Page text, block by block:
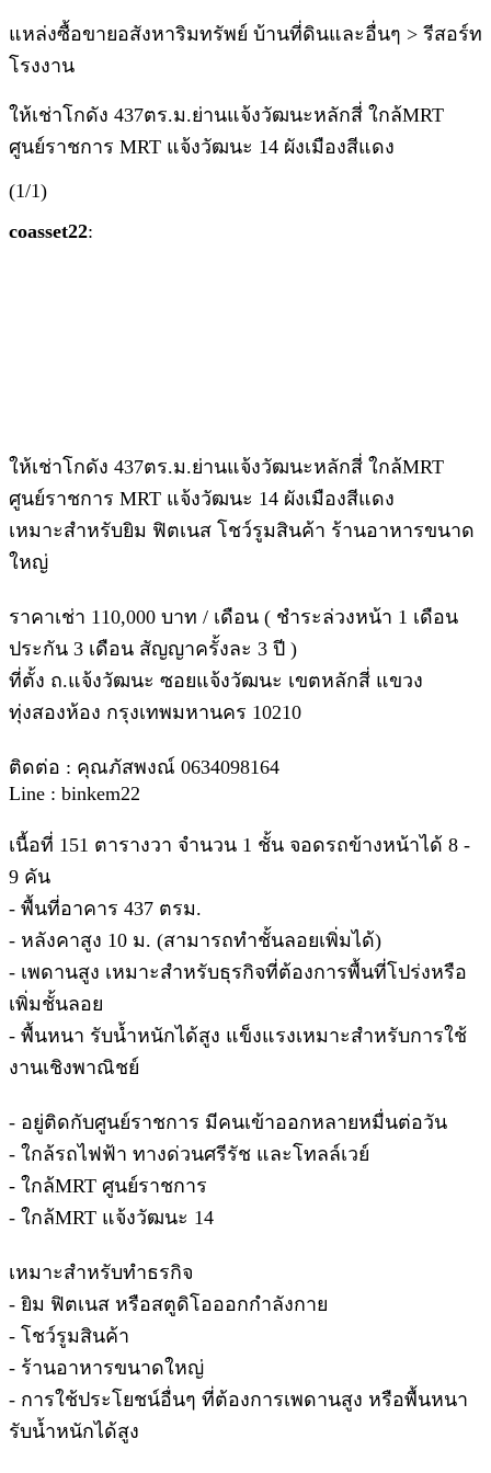
แหล่งซื้อขายอสังหาริมทรัพย์ บ้านที่ดินและอื่นๆ > รีสอร์ท
โรงงาน
ให้เช่าโกดัง 437ตร.ม.ย่านแจ้งวัฒนะหลักสี่ ใกล้MRT
ศูนย์ราชการ MRT แจ้งวัฒนะ 14 ผังเมืองสีแดง
(1/1)
coasset22:
ให้เช่าโกดัง 437ตร.ม.ย่านแจ้งวัฒนะหลักสี่ ใกล้MRT
ศูนย์ราชการ MRT แจ้งวัฒนะ 14 ผังเมืองสีแดง
เหมาะสำหรับยิม ฟิตเนส โชว์รูมสินค้า ร้านอาหารขนาด
ใหญ่
ราคาเช่า 110,000 บาท / เดือน ( ชำระล่วงหน้า 1 เดือน
ประกัน 3 เดือน สัญญาครั้งละ 3 ปี )
ที่ตั้ง ถ.แจ้งวัฒนะ ซอยแจ้งวัฒนะ เขตหลักสี่ แขวง
ทุ่งสองห้อง กรุงเทพมหานคร 10210
ติดต่อ : คุณภัสพงณ์ 0634098164
Line : binkem22
เนื้อที่ 151 ตารางวา จำนวน 1 ชั้น จอดรถข้างหน้าได้ 8 -
9 คัน
- พื้นที่อาคาร 437 ตรม.
- หลังคาสูง 10 ม. (สามารถทำชั้นลอยเพิ่มได้)
- เพดานสูง เหมาะสำหรับธุรกิจที่ต้องการพื้นที่โปร่งหรือ
เพิ่มชั้นลอย
- พื้นหนา รับน้ำหนักได้สูง แข็งแรงเหมาะสำหรับการใช้
งานเชิงพาณิชย์
- อยู่ติดกับศูนย์ราชการ มีคนเข้าออกหลายหมื่นต่อวัน
- ใกล้รถไฟฟ้า ทางด่วนศรีรัช และโทลล์เวย์
- ใกล้MRT ศูนย์ราชการ
- ใกล้MRT แจ้งวัฒนะ 14
เหมาะสำหรับทำธรกิจ
- ยิม ฟิตเนส หรือสตูดิโอออกกำลังกาย
- โชว์รูมสินค้า
- ร้านอาหารขนาดใหญ่
- การใช้ประโยชน์อื่นๆ ที่ต้องการเพดานสูง หรือพื้นหนา
รับน้ำหนักได้สูง